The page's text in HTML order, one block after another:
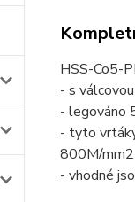
HSS-Co5-
- s
- legováno
- tyto
800M/mm2
- vhodné